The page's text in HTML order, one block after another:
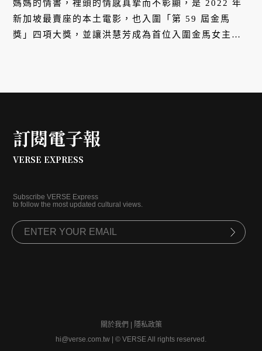
媽媽的情書，裡頭的情感真摯而不彰顯，是 2022 年
新加坡最賣座的本土電影，也入圍「第 59 屆金馬
獎」四項大獎，並讓洪慧芳成為首位入圍金馬女主角
訂閱電子報
VERSE EXPRESS
Subscribe VERSE Express
to follow the most updated cultural views.
關於我們
隱私政策
hi@verse.com.tw
© VERSE All rights reserved.